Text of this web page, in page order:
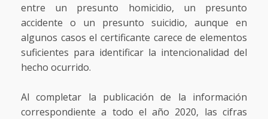
entre un presunto homicidio, un presunto
accidente o un presunto suicidio, aunque en
algunos casos el certificante carece de elementos
suficientes para identificar la intencionalidad del
hecho ocurrido.
Al completar la publicación de la información
correspondiente a todo el año 2020, las cifras